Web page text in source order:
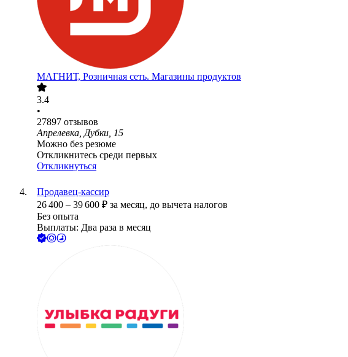
МАГНИТ, Розничная сеть. Магазины продуктов
3.4
•
27897 отзывов
Апрелевка, Дубки, 15
Можно без резюме
Откликнитесь среди первых
Откликнуться
Продавец-кассир
26 400 – 39 600 ₽ за месяц, до вычета налогов
Без опыта
Выплаты: Два раза в месяц